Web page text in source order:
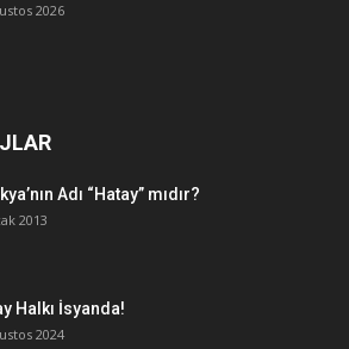
2026
Adı “Hatay” mıdır?
2013
Halkı İsyanda!
2024